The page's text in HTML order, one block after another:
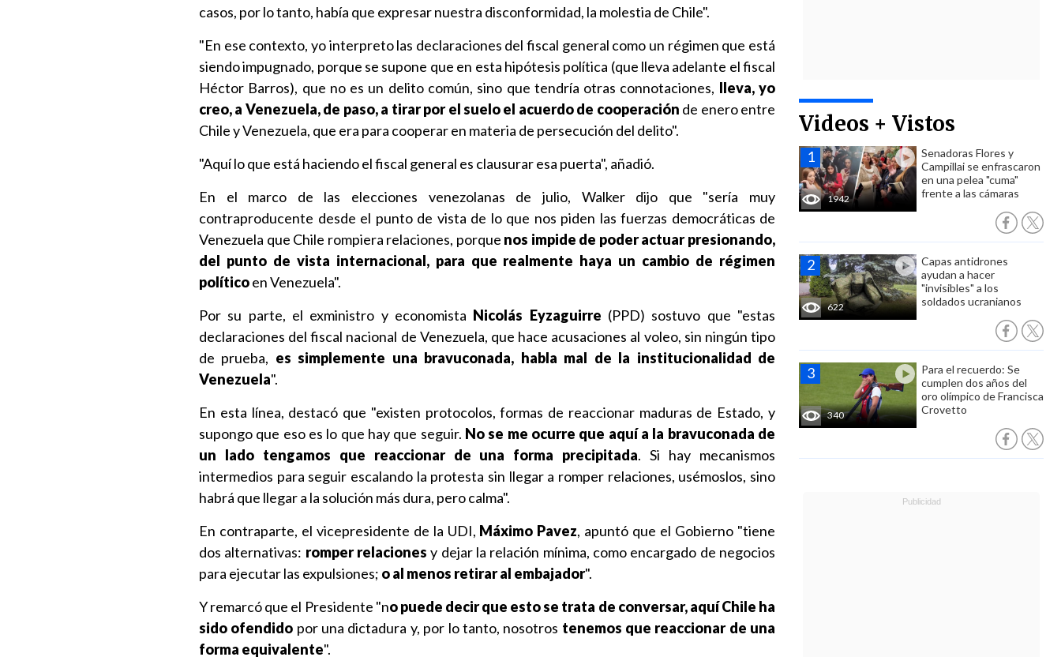
Videos + Vistos
1942
Senadoras Flores y
Campillai se enfrascaron
en una pelea "cuma"
frente a las cámaras
622
Capas antidrones
ayudan a hacer
"invisibles" a los
soldados ucranianos
340
Para el recuerdo: Se
cumplen dos años del
oro olímpico de Francisca
Crovetto
casos, por lo tanto, había que expresar nuestra disconformidad, la molestia de Chile".
"En ese contexto, yo interpreto las declaraciones del fiscal general como un régimen que está
siendo impugnado, porque se supone que en esta hipótesis política (que lleva adelante el fiscal
Héctor Barros), que no es un delito común, sino que tendría otras connotaciones, lleva, yo
creo, a Venezuela, de paso, a tirar por el suelo el acuerdo de cooperación de enero entre
Chile y Venezuela, que era para cooperar en materia de persecución del delito".
"Aquí lo que está haciendo el fiscal general es clausurar esa puerta", añadió.
En el marco de las elecciones venezolanas de julio, Walker dijo que "sería muy
contraproducente desde el punto de vista de lo que nos piden las fuerzas democráticas de
Venezuela que Chile rompiera relaciones, porque nos impide de poder actuar presionando,
del punto de vista internacional, para que realmente haya un cambio de régimen
políticoen Venezuela".
Por su parte, el exministro y economista Nicolás Eyzaguirre (PPD) sostuvo que "estas
declaraciones del fiscal nacional de Venezuela, que hace acusaciones al voleo, sin ningún tipo
de prueba, es simplemente una bravuconada, habla mal de la institucionalidad de
Venezuela".
En esta línea, destacó que "existen protocolos, formas de reaccionar maduras de Estado, y
supongo que eso es lo que hay que seguir. No se me ocurre que aquí a la bravuconada de
un lado tengamos que reaccionar de una forma precipitada. Si hay mecanismos
intermedios para seguir escalando la protesta sin llegar a romper relaciones, usémoslos, sino
habrá que llegar a la solución más dura, pero calma".
En contraparte, el vicepresidente de la UDI, Máximo Pavez, apuntó que el Gobierno "tiene
dos alternativas: romper relaciones y dejar la relación mínima, como encargado de negocios
para ejecutar las expulsiones; o al menos retirar al embajador".
Y remarcó que el Presidente "no puede decir que esto se trata de conversar, aquí Chile ha
sido ofendido por una dictadura y, por lo tanto, nosotros tenemos que reaccionar de una
forma equivalente".